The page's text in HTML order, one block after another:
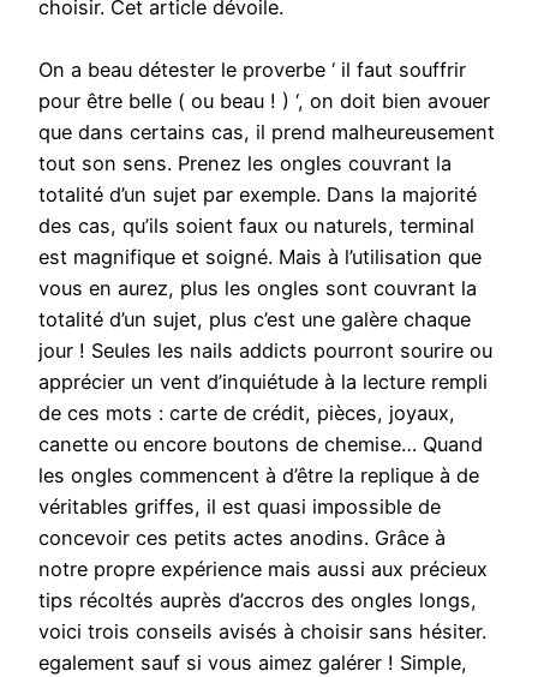
choisir. Cet article dévoile.
On a beau détester le proverbe ‘ il faut souffrir
pour être belle ( ou beau ! ) ‘, on doit bien avouer
que dans certains cas, il prend malheureusement
tout son sens. Prenez les ongles couvrant la
totalité d’un sujet par exemple. Dans la majorité
des cas, qu’ils soient faux ou naturels, terminal
est magnifique et soigné. Mais à l’utilisation que
vous en aurez, plus les ongles sont couvrant la
totalité d’un sujet, plus c’est une galère chaque
jour ! Seules les nails addicts pourront sourire ou
apprécier un vent d’inquiétude à la lecture rempli
de ces mots : carte de crédit, pièces, joyaux,
canette ou encore boutons de chemise… Quand
les ongles commencent à d’être la replique à de
véritables griffes, il est quasi impossible de
concevoir ces petits actes anodins. Grâce à
notre propre expérience mais aussi aux précieux
tips récoltés auprès d’accros des ongles longs,
voici trois conseils avisés à choisir sans hésiter.
egalement sauf si vous aimez galérer ! Simple,